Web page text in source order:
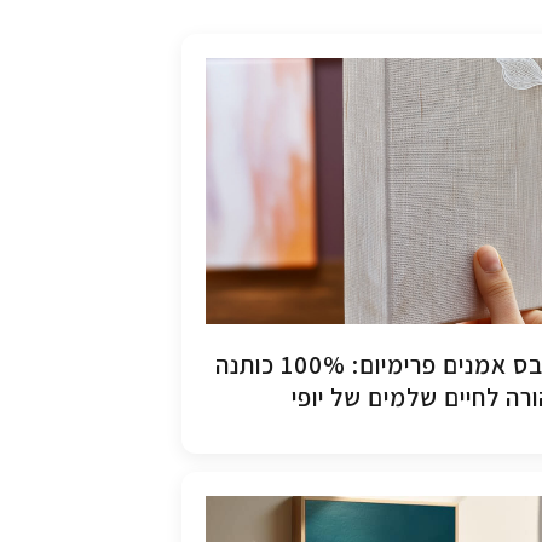
קנבס אמנים פרימיום: 100% כותנה
לחיים שלמים של יופי